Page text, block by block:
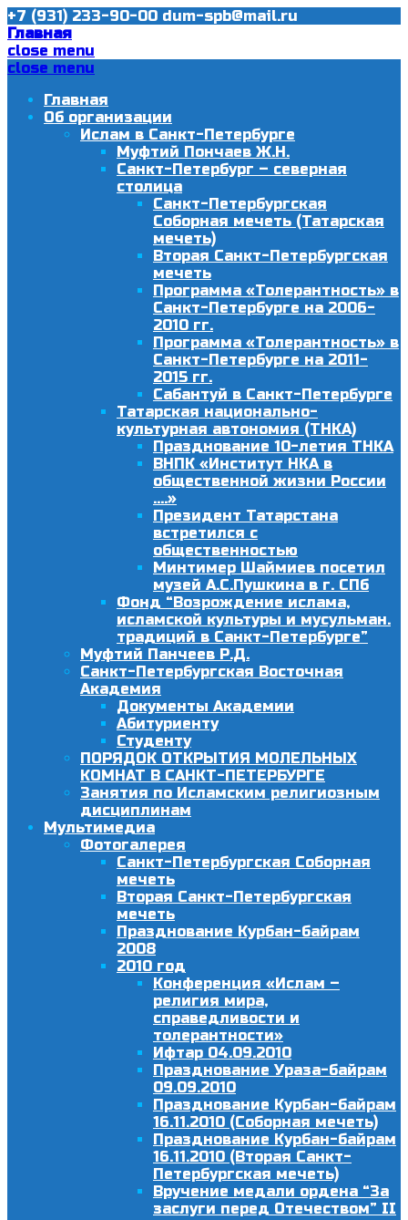
+7 (931) 233-90-00 dum-spb@mail.ru
Главная
close menu
close menu
Главная
Об организации
Ислам в Санкт-Петербурге
Муфтий Пончаев Ж.Н.
Санкт-Петербург – северная
столица
Санкт-Петербургская
Соборная мечеть (Татарская
мечеть)
Вторая Санкт-Петербургская
мечеть
Программа «Толерантность» в
Санкт-Петербурге на 2006-
2010 гг.
Программа «Толерантность» в
Санкт-Петербурге на 2011-
2015 гг.
Сабантуй в Санкт-Петербурге
Татарская национально-
культурная автономия (ТНКА)
Празднование 10-летия ТНКА
ВНПК «Институт НКА в
общественной жизни России
….»
Президент Татарстана
встретился с
общественностью
Минтимер Шаймиев посетил
музей А.С.Пушкина в г. СПб
Фонд “Возрождение ислама,
исламской культуры и мусульман.
традиций в Санкт-Петербурге”
Муфтий Панчеев Р.Д.
Санкт-Петербургская Восточная
Академия
Документы Академии
Абитуриенту
Студенту
ПОРЯДОК ОТКРЫТИЯ МОЛЕЛЬНЫХ
КОМНАТ В САНКТ-ПЕТЕРБУРГЕ
Занятия по Исламским религиозным
дисциплинам
Мультимедиа
Фотогалерея
Санкт-Петербургская Соборная
мечеть
Вторая Санкт-Петербургская
мечеть
Празднование Курбан-байрам
2008
2010 год
Конференция «Ислам –
религия мира,
справедливости и
толерантности»
Ифтар 04.09.2010
Празднование Ураза-байрам
09.09.2010
Празднование Курбан-байрам
16.11.2010 (Соборная мечеть)
Празднование Курбан-байрам
16.11.2010 (Вторая Санкт-
Петербургская мечеть)
Вручение медали ордена “За
заслуги перед Отечеством” II